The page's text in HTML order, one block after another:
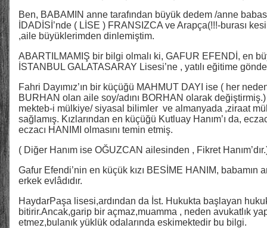
Ben, BABAMIN anne tarafından büyük dedem /anne
İDADİSİ’nde ( LİSE ) FRANSIZCA ve Arapça(!!!-burası
,aile büyüklerimden dinlemiştim.
ABARTILMAMIŞ bir bilgi olmalı ki, GAFUR EFENDİ, en
İSTANBUL GALATASARAY Lisesi’ne , yatılı eğitime
Fahri Dayımız’ın bir küçüğü MAHMUT DAYI ise ( her
BURHAN olan aile soy/adını BORHAN olarak değiştirmiş.)
mekteb-i mülkiye/ siyasal bilimler ve almanyada ,ziraat
sağlamış. Kızlarından en küçüğü Kutluay Hanım’ı da,
eczacı HANIMI olmasını temin etmiş.
( Diğer Hanım ise OĞUZCAN ailesinden , Fikret
Gafur Efendi’nin en küçük kızı BESİME HANIM, babamın
erkek evlâdıdır.
HaydarPaşa lisesi,ardından da İst. Hukukta başlayan
bitirir.Ancak,garip bir açmaz,muamma , neden avukatlık
etmez,bulanık yüklük odalarında eskimektedir bu bilgi.